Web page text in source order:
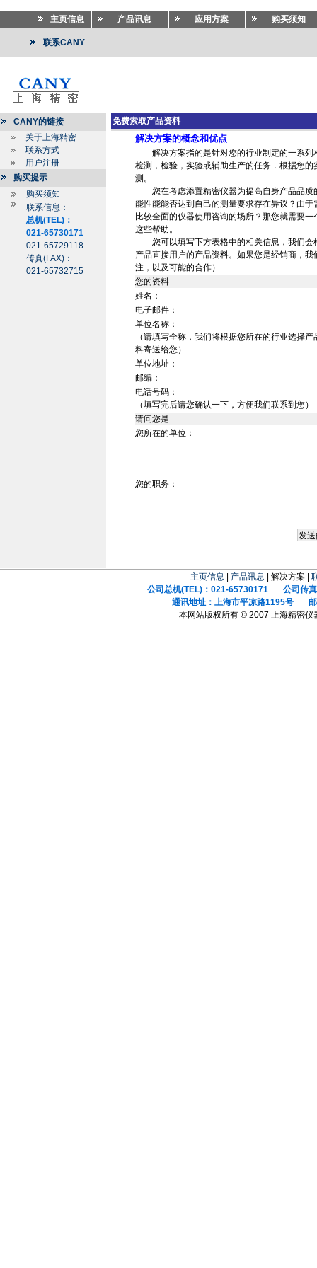
主页信息 产品讯息 应用方案 购买须知
联系CANY
CANY的链接
关于上海精密
联系方式
用户注册
购买提示
购买须知
联系信息：
总机(TEL)：
021-65730171
021-65729118
传真(FAX)：
021-65732715
免费索取产品资料
解决方案的概念和优点
解决方案指的是针对您的行业制定的一系列
检测，检验，实验或辅助生产的任务．根据您
测。
您在考虑添置精密仪器为提高自身产品品质
能性能能否达到自己的测量要求存在异议？由
比较全面的仪器使用咨询的场所？那您就需要
这些帮助。
您可以填写下方表格中的相关信息，我们会
产品直接用户的产品资料。如果您是经销商，
注，以及可能的合作）
您的资料
姓名：
电子邮件：
单位名称：
（请填写全称，我们将根据您所在的行业选择产
料寄送给您）
单位地址：
邮编：
电话号码：
（填写完后请您确认一下，方便我们联系到您）
请问您是
您所在的单位：
您的职务：
主页信息 产品讯息 | 解决方案 |
公司总机(TEL)：021-65730171 公司传真
通讯地址：上海市平凉路1195号 邮
本网站版权所有 © 2007 上海精密仪